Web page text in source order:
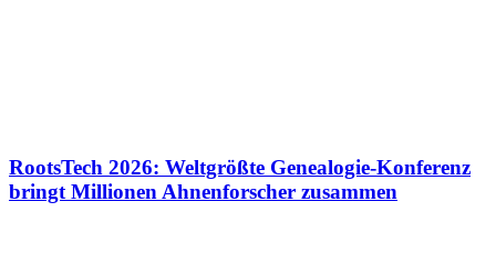
RootsTech 2026: Weltgrößte Genealogie-Konferenz
bringt Millionen Ahnenforscher zusammen